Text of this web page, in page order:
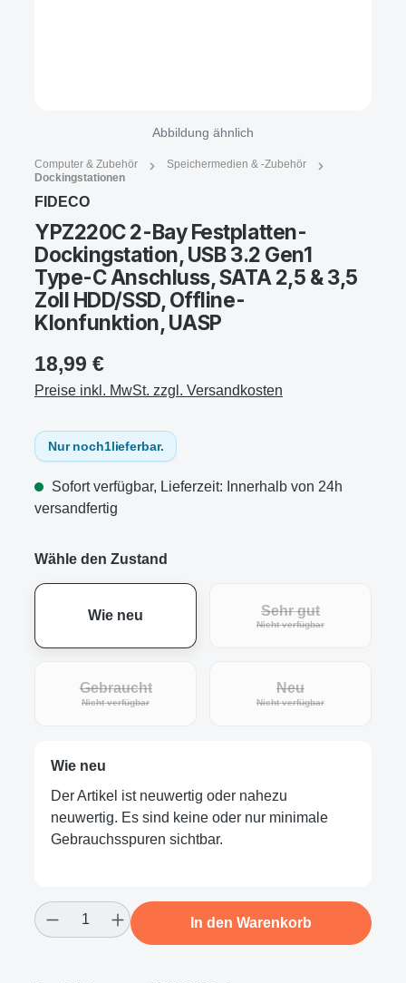
Abbildung ähnlich
Computer & Zubehör
Speichermedien & -Zubehör
Dockingstationen
FIDECO
YPZ220C 2-Bay Festplatten-
Dockingstation, USB 3.2 Gen1
Type-C Anschluss, SATA 2,5 & 3,5
Zoll HDD/SSD, Offline-
Klonfunktion, UASP
18,99 €
Preise inkl. MwSt. zzgl. Versandkosten
Nur noch1lieferbar.
Sofort verfügbar, Lieferzeit: Innerhalb von 24h
versandfertig
Wähle den Zustand
Wie neu Sehr gut
Nicht verfügbar(Diese Option ist
Gebraucht
Nicht verfügbar(Diese Option ist zurzeit nicht verfügbar.)
Neu
Nicht verfügbar(Diese Option ist
Wie neu
Der Artikel ist neuwertig oder nahezu
neuwertig. Es sind keine oder nur minimale
Gebrauchsspuren sichtbar.
Produkt Anzahl: Gib den gewünschten
In den Warenkorb